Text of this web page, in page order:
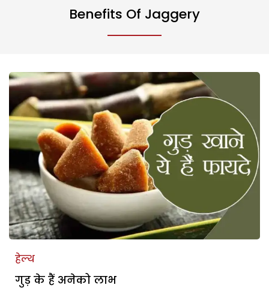
Benefits Of Jaggery
हेल्थ
गुड़ के हैं अनेको लाभ